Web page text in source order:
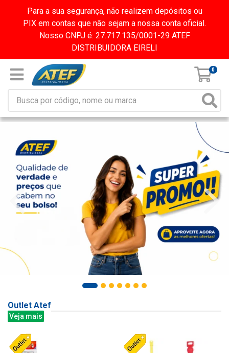
Para a sua segurança, não realizem depósitos ou
PIX em contas que não sejam a nossa conta oficial.
Nosso CNPJ é: 27.717.135/0001-29 ATEF
DISTRIBUIDORA EIRELI
0
Outlet Atef
Veja mais